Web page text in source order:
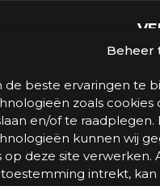
Beheer
de beste ervaringen te
zoals
en/of te
kunnen wij
op deze site
intrekt,